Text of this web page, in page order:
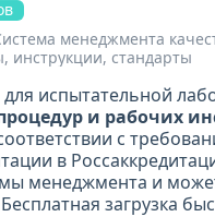
менеджмента
инструкции, стандарты
испытательной
и рабочих
с
в
менеджмента и
загрузка